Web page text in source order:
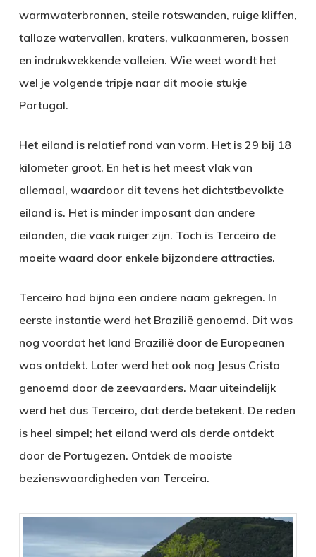
warmwaterbronnen, steile rotswanden, ruige kliffen,
talloze watervallen, kraters, vulkaanmeren, bossen
en indrukwekkende valleien. Wie weet wordt het
wel je volgende tripje naar dit mooie stukje
Portugal.
Het eiland is relatief rond van vorm. Het is 29 bij 18
kilometer groot. En het is het meest vlak van
allemaal, waardoor dit tevens het dichtstbevolkte
eiland is. Het is minder imposant dan andere
eilanden, die vaak ruiger zijn. Toch is Terceiro de
moeite waard door enkele bijzondere attracties.
Terceiro had bijna een andere naam gekregen. In
eerste instantie werd het Brazilië genoemd. Dit was
nog voordat het land Brazilië door de Europeanen
was ontdekt. Later werd het ook nog Jesus Cristo
genoemd door de zeevaarders. Maar uiteindelijk
werd het dus Terceiro, dat derde betekent. De reden
is heel simpel; het eiland werd als derde ontdekt
door de Portugezen. Ontdek de mooiste
bezienswaardigheden van Terceira.